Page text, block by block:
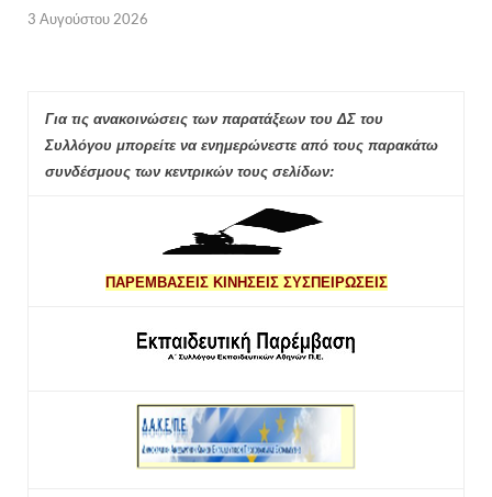
3 Αυγούστου 2026
Για τις ανακοινώσεις των παρατάξεων του ΔΣ του
Συλλόγου μπορείτε να ενημερώνεστε από τους παρακάτω
συνδέσμους των κεντρικών τους σελίδων:
ΠΑΡΕΜΒΑΣΕΙΣ ΚΙΝΗΣΕΙΣ ΣΥΣΠΕΙΡΩΣΕΙΣ